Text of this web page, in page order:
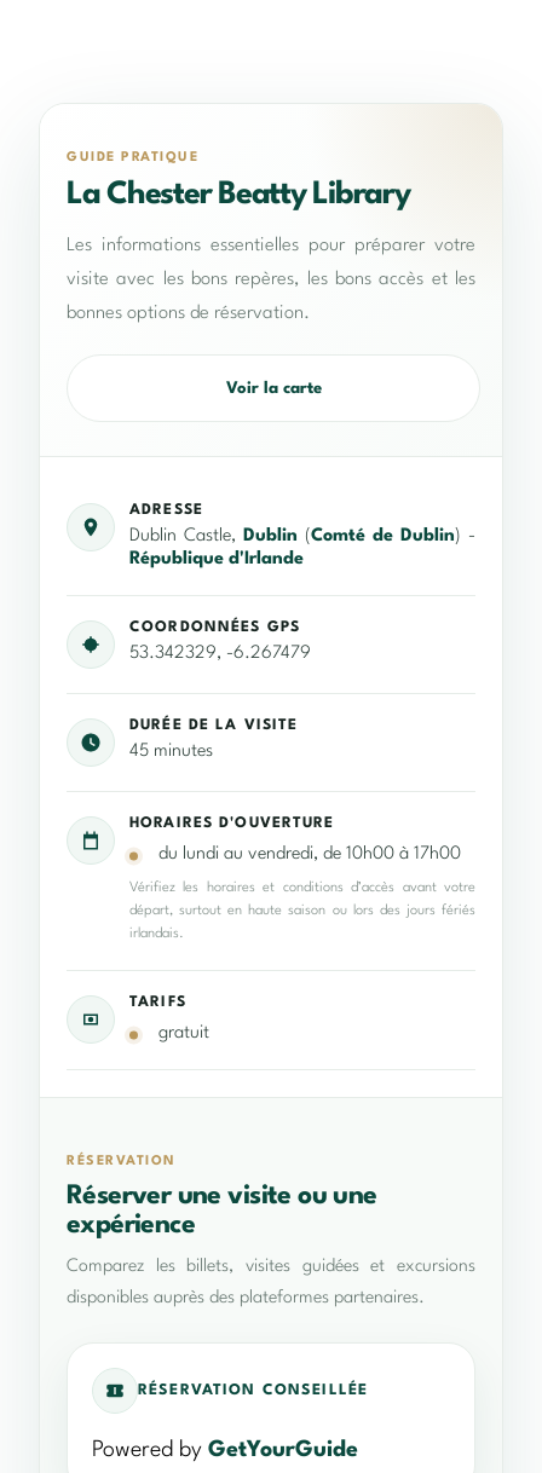
GUIDE PRATIQUE
La Chester Beatty Library
Les informations essentielles pour préparer votre
visite avec les bons repères, les bons accès et les
bonnes options de réservation.
Voir la carte
ADRESSE
Dublin Castle, Dublin (Comté de Dublin) -
République d'Irlande
COORDONNÉES GPS
53.342329, -6.267479
DURÉE DE LA VISITE
45 minutes
HORAIRES D'OUVERTURE
du lundi au vendredi, de 10h00 à 17h00
Vérifiez les horaires et conditions d’accès avant votre
départ, surtout en haute saison ou lors des jours fériés
irlandais.
TARIFS
gratuit
RÉSERVATION
Réserver une visite ou une
expérience
Comparez les billets, visites guidées et excursions
disponibles auprès des plateformes partenaires.
RÉSERVATION CONSEILLÉE
Powered by GetYourGuide